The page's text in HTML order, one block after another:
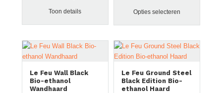
Toon details Opties selecteren
Le Feu Wall Black
Bio-ethanol
Wandhaard
Le Feu Ground Steel
Black Edition Bio-
ethanol Haard